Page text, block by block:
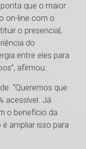
que o maior
on-line com o
o presencial,
do
entre eles para
afirmou.
“Queremos que
acessível. Já
o benefício da
ampliar isso para